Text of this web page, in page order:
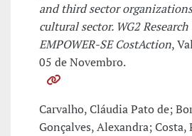
and third sector
cultural sector. WG2 Research
EMPOWER-SE CostAction,
05 de Novembro.
Carvalho, Cláudia Pato de;
Gonçalves, Alexandra; Costa,